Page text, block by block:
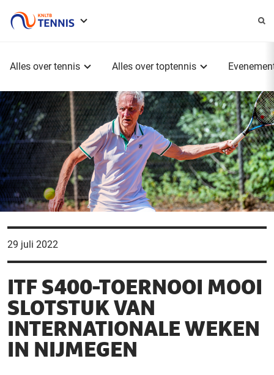
Alles over tennis Alles over toptennis
29 juli 2022
ITF S400-TOERNOOI MOOI
SLOTSTUK VAN
INTERNATIONALE WEKEN
IN NIJMEGEN